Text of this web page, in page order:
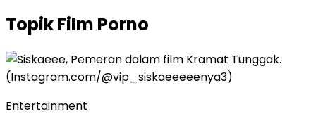
TopikFilm Porno
Entertainment